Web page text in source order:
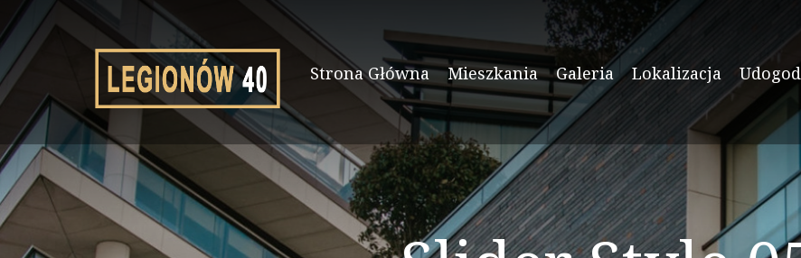
Strona Główna Mieszkania Galeria Lokalizacja